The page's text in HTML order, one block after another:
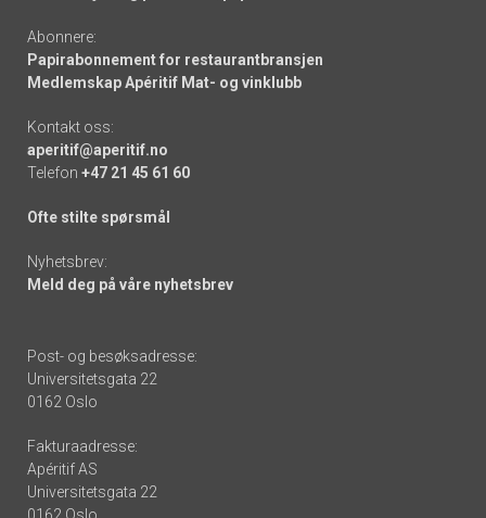
Abonnere:
Papirabonnement for restaurantbransjen
Medlemskap Apéritif Mat- og vinklubb
Kontakt oss:
aperitif@aperitif.no
Telefon +47 21 45 61 60
Ofte stilte spørsmål
Nyhetsbrev:
Meld deg på våre nyhetsbrev
Post- og besøksadresse:
Universitetsgata 22
0162 Oslo
Fakturaadresse:
Apéritif AS
Universitetsgata 22